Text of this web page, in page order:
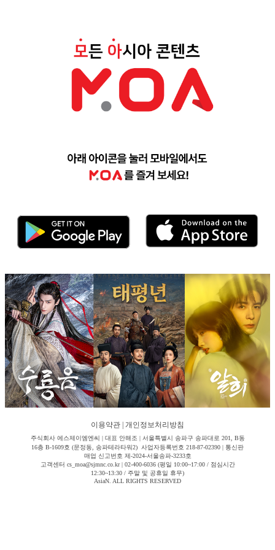
이용약관 개인정보처리방침
주식회사 에스제이엠엔씨 | 대표 안해조 | 서울특별시 송파구 송파대로 201, B동
16층 B-1609호 (문정동, 송파테라타워2) 사업자등록번호 218-87-02390 | 통신판
매업 신고번호 제-2024-서울송파-3233호
고객센터 cs_moa@sjmnc.co.kr | 02-400-6036 (평일 10:00~17:00 / 점심시간
12:30~13:30 / 주말 및 공휴일 휴무)
AsiaN. ALL RIGHTS RESERVED